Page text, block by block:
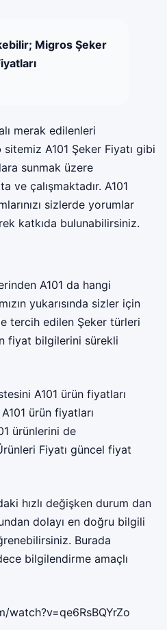
Migros Şeker
merak edilenleri
sitemiz A101 Şeker Fiyatı gibi
sunmak üzere
ve çalışmaktadır. A101
sizlerde yorumlar
katkıda bulunabilirsiniz.
A101 da hangi
yukarısında sizler için
tercih edilen Şeker türleri
fiyat bilgilerini sürekli
A101 ürün fiyatları
ürün fiyatları
ürünlerini de
Fiyatı güncel fiyat
hızlı değişken durum dan
dolayı en doğru bilgili
Burada
bilgilendirme amaçlı